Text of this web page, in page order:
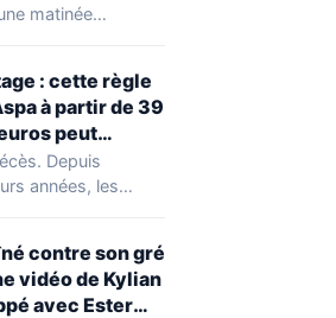
s’installer
matinée
d'une…
: cette règle
à partir de 39
peut
une
surprise à
Depuis
années, les
le seuil…
contre son gré
vidéo de Kylian
avec Ester